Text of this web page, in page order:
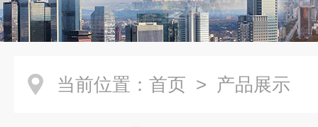
当前位置： 首页 > 产品展示